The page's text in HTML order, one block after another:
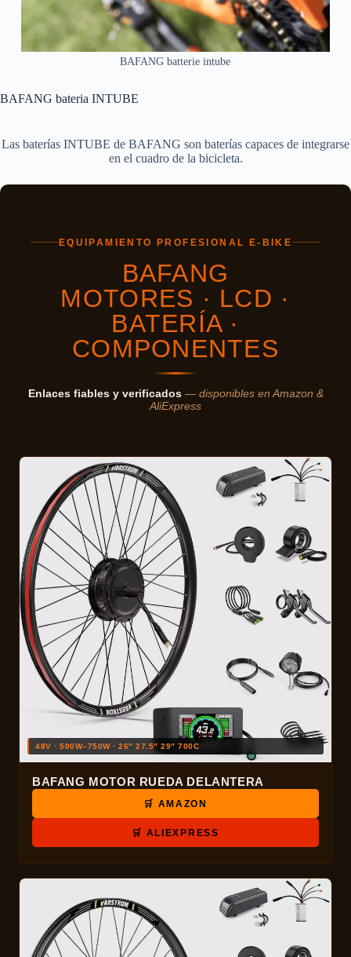
BAFANG batterie intube
BAFANG bateria INTUBE
Las baterías INTUBE de BAFANG son baterías capaces de integrarse
en el cuadro de la bicicleta.
EQUIPAMIENTO PROFESIONAL E-BIKE
BAFANG
MOTORES · LCD ·
BATERÍA ·
COMPONENTES
Enlaces fiables y verificados— disponibles en Amazon &
AliExpress
48V · 500W–750W · 26″ 27.5″ 29″ 700C
BAFANG MOTOR RUEDA DELANTERA
🛒 AMAZON
🛒 ALIEXPRESS